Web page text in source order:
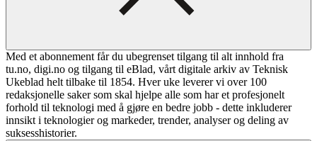
Med et abonnement får du ubegrenset tilgang til alt innhold fra
tu.no, digi.no og tilgang til eBlad, vårt digitale arkiv av Teknisk
Ukeblad helt tilbake til 1854. Hver uke leverer vi over 100
redaksjonelle saker som skal hjelpe alle som har et profesjonelt
forhold til teknologi med å gjøre en bedre jobb - dette inkluderer
innsikt i teknologier og markeder, trender, analyser og deling av
suksesshistorier.